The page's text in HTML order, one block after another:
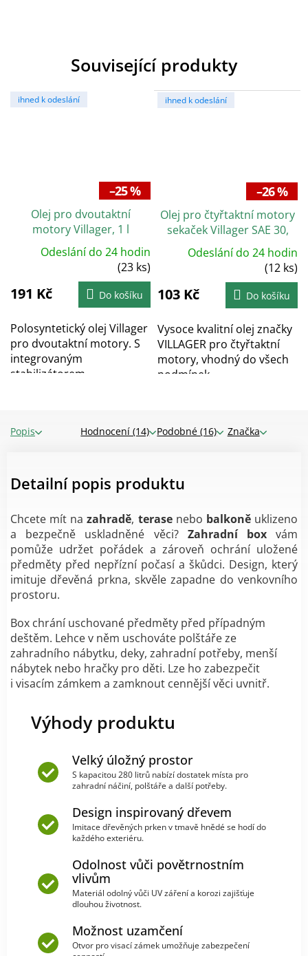
Související produkty
ihned k odeslání
–25 %
Olej pro dvoutaktní
motory Villager, 1 l
Odeslání do 24 hodin
(23 ks)
191 Kč Do košíku
Polosyntetický olej Villager
pro dvoutaktní motory. S
integrovaným
stabilizátorem...
ihned k odeslání
–26 %
Olej pro čtyřtaktní motory
sekaček Villager SAE 30,
600 ml
Odeslání do 24 hodin
(12 ks)
103 Kč Do košíku
Vysoce kvalitní olej značky
VILLAGER pro čtyřtaktní
motory, vhodný do všech
podmínek....
Popis Podobné (16)
Hodnocení (14) Značka
Detailní popis produktu
Chcete mít nazahradě, terasenebo balkoněuklizeno
a bezpečně uskladněné věci? Zahradní boxvám
pomůže udržet pořádek a zároveň ochrání uložené
předměty před nepřízní počasí a škůdci. Design, který
imituje dřevěná prkna, skvěle zapadne do venkovního
prostoru.
Box chrání uschované předměty před případným
deštěm. Lehce v něm uschováte polštáře ze
zahradního nábytku, deky, zahradní potřeby, menší
nábytek nebo hračky pro děti. Lze ho zabezpečit
i visacím zámkem a zamknout cennější věci uvnitř.
Výhody produktu
Velký úložný prostor
S kapacitou 280 litrů nabízí dostatek místa pro
zahradní náčiní, polštáře a další potřeby.
Design inspirovaný dřevem
Imitace dřevěných prken v tmavě hnědé se hodí do
každého exteriéru.
Odolnost vůči povětrnostním
vlivům
Materiál odolný vůči UV záření a korozi zajišťuje
dlouhou životnost.
Možnost uzamčení
Otvor pro visací zámek umožňuje zabezpečení